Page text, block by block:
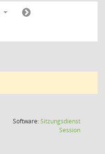
Software:Sitzungsdienst
Session(Wird in